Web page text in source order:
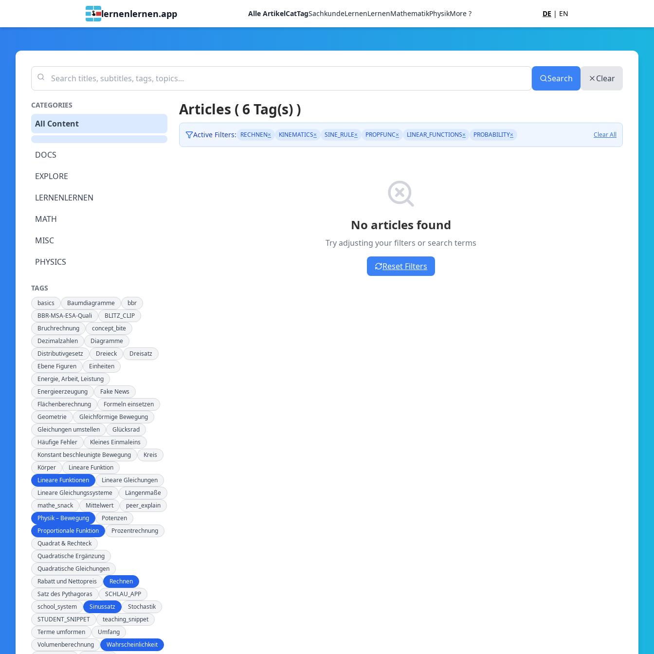
lernenlernen.app Alle ArtikelCatTagSachkundeLernenLernenMathematikPhysikMore ? DE | EN
Search Clear
CATEGORIES
All Content
DOCS
EXPLORE
LERNENLERNEN
MATH
MISC
PHYSICS
TAGS
basics Baumdiagramme
bbr
BBR-MSA-ESA-Quali
BLITZ_CLIP
Bruchrechnung
concept_bite
Dezimalzahlen
Diagramme
Distributivgesetz
Dreieck
Dreisatz
Ebene Figuren
Einheiten
Energie, Arbeit, Leistung
Energieerzeugung
Fake News
Flächenberechnung
Formeln einsetzen
Geometrie
Gleichförmige Bewegung
Gleichungen umstellen
Glücksrad
Häufige Fehler
Kleines Einmaleins
Konstant beschleunigte Bewegung
Kreis
Körper
Lineare Funktion
Lineare Funktionen
Lineare Gleichungen
Lineare Gleichungssysteme
Längenmaße
mathe_snack
Mittelwert
peer_explain
Physik – Bewegung
Potenzen
Proportionale Funktion
Prozentrechnung
Quadrat & Rechteck
Quadratische Ergänzung
Quadratische Gleichungen
Rabatt und Nettopreis
Rechnen
Satz des Pythagoras
SCHLAU_APP
school_system
Sinussatz
Stochastik
STUDENT_SNIPPET
teaching_snippet
Terme umformen
Umfang
Volumenberechnung
Wahrscheinlichkeit
Articles ( 6 Tag(s) )
Active Filters: RECHNEN× KINEMATICS× SINE_RULE× PROPFUNC× LINEAR_FUNCTIONS× PROBABILITY× Clear All
No articles found
Try adjusting your filters or search terms
Reset Filters